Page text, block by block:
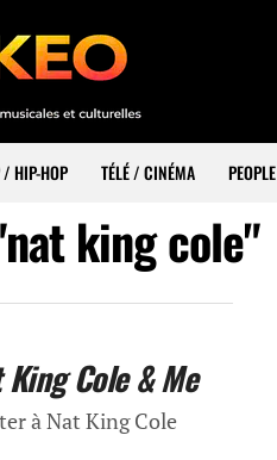
/ HIP-HOP TÉLÉ / CINÉMA PEOPLE
king cole"
Cole & Me
à Nat King Cole